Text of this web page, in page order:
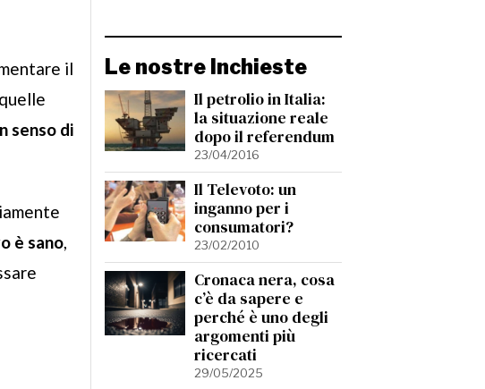
il
senso di
è sano,
Le nostre Inchieste
Il petrolio in Italia:
la situazione reale
dopo il referendum
23/04/2016
Il Televoto: un
inganno per i
consumatori?
23/02/2010
Cronaca nera, cosa
c’è da sapere e
perché è uno degli
argomenti più
ricercati
29/05/2025